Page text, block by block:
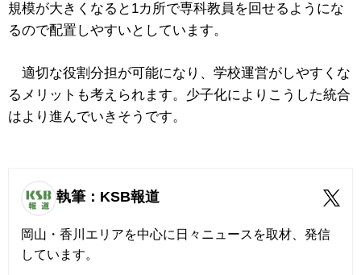
規模が大きくなると1カ所で専科教員を回せるようにな
るので配置しやすいとしています。
適切な役割分担が可能になり、学校運営がしやすくな
るメリットも考えられます。少子化によりこうした統合
はより進んでいきそうです。
執筆：KSB報道
岡山・香川エリアを中心に日々ニュースを取材、発信
しています。